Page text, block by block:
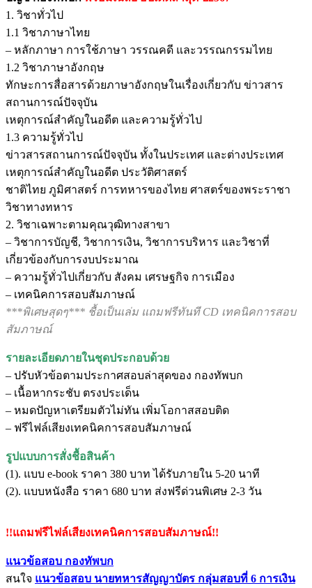
1. วิชาทั่วไป
1.1 วิชาภาษาไทย
– หลักภาษา การใช้ภาษา วรรณคดี และวรรณกรรมไทย
1.2 วิชาภาษาอังกฤษ
ทักษะการสื่อสารด้วยภาษาอังกฤษในเรื่องเกี่ยวกับ ข่าวสาร
สถานการณ์ปัจจุบัน
เหตุการณ์สำคัญในอดีต และความรู้ทั่วไป
1.3 ความรู้ทั่วไป
ข่าวสารสถานการณ์ปัจจุบัน ทั้งในประเทศ และต่างประเทศ
เหตุการณ์สำคัญในอดีต ประวัติศาสตร์
ชาติไทย ภูมิศาสตร์ การทหารของไทย ศาสตร์ของพระราชา
วิชาทางทหาร
2. วิชาเฉพาะตามคุณวุฒิทางสาขา
– วิชาการบัญชี, วิชาการเงิน, วิชาการบริหาร และวิชาที่
เกี่ยวข้องกับการงบประมาณ
– ความรู้ทั่วไปเกี่ยวกับ สังคม เศรษฐกิจ การเมือง
– เทคนิคการสอบสัมภาษณ์
***พิเศษสุดๆ*** ชื้อเป็นเล่ม แถมฟรีทันที CD เทคนิคการสอบ
สัมภาษณ์
รายละเอียดภายในชุดประกอบด้วย
– ปรับหัวข้อตามประกาศสอบล่าสุดของ กองทัพบก
– เนื้อหากระชับ ตรงประเด็น
– หมดปัญหาเตรียมตัวไม่ทัน เพิ่มโอกาสสอบติด
– ฟรีไฟล์เสียงเทคนิคการสอบสัมภาษณ์
รูปแบบการสั่งชื้อสินค้า
(1). แบบ e-book ราคา 380 บาท ได้รับภายใน 5-20 นาที
(2). แบบหนังสือ ราคา 680 บาท ส่งฟรีด่วนพิเศษ 2-3 วัน
!!แถมฟรีไฟล์เสียงเทคนิคการสอบสัมภาษณ์!!
แนวข้อสอบ กองทัพบก
สนใจ แนวข้อสอบ นายทหารสัญญาบัตร กลุ่มสอบที่ 6 การเงิน